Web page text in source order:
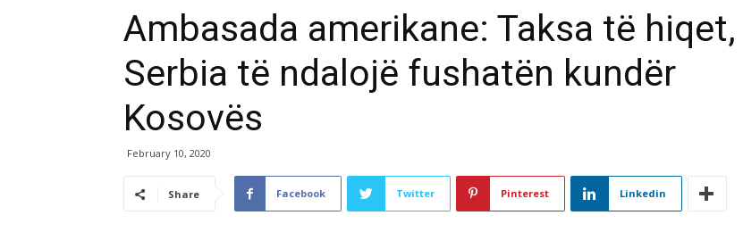
Ambasada amerikane: Taksa të hiqet,
Serbia të ndalojë fushatën kundër
Kosovës
February 10, 2020
Share Facebook Twitter Pinterest Linkedin